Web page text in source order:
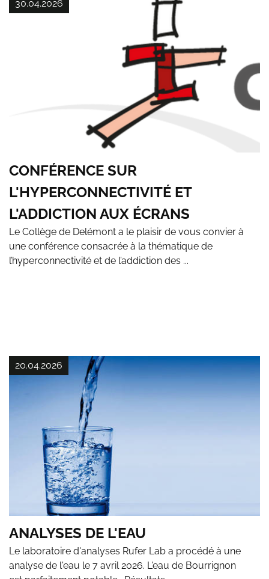
30.04.2026
CONFÉRENCE SUR
L'HYPERCONNECTIVITÉ ET
L'ADDICTION AUX ÉCRANS
Le Collège de Delémont a le plaisir de vous convier à
une conférence consacrée à la thématique de
l’hyperconnectivité et de l’addiction des ...
20.04.2026
ANALYSES DE L'EAU
Le laboratoire d'analyses Rufer Lab a procédé à une
analyse de l'eau le 7 avril 2026. L'eau de Bourrignon